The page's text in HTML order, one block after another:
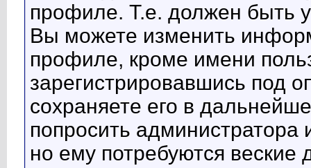
профиле. Т.е. должен быть
Вы можете изменить
профиле, кроме имени
зарегистрировавшись под
сохраняете его в
попросить
но ему потребуются веские